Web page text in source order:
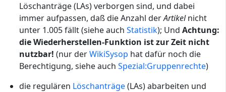
Löschanträge (LAs) verborgen sind, und dabei
immer aufpassen, daß die Anzahl derArtikelnicht
unter 1.005 fällt (siehe auch Statistik); Und Achtung:
die Wiederherstellen-Funktion ist zur Zeit nicht
nutzbar! (nur derWikiSysop hat dafür noch die
Berechtigung, siehe auch Spezial:Gruppenrechte)
die regulären Löschanträge(LAs) abarbeiten und